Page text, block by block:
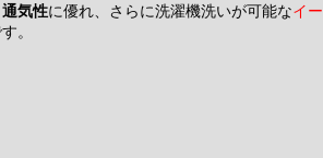
通気性に優れ、さらに洗濯機洗いが可能なイー
す。